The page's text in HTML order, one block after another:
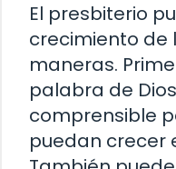
El presbiterio
crecimiento de
maneras.
palabra de
comprensible
puedan crecer